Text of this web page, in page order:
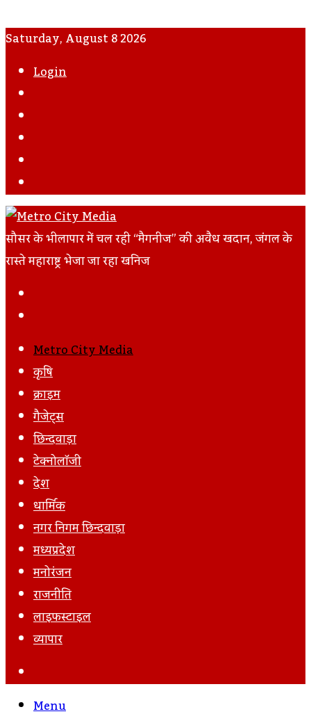
Saturday, August 8 2026
Login
सौसर के भीलापार में चल रही “मैगनीज” की अवैध खदान, जंगल के
रास्ते महाराष्ट्र भेजा जा रहा खनिज
Metro City Media
कृषि
क्राइम
गैजेट्स
छिन्दवाड़ा
टेक्नोलॉजी
देश
धार्मिक
नगर निगम छिन्दवाड़ा
मध्यप्रदेश
मनोरंजन
राजनीति
लाइफस्टाइल
व्यापार
Menu